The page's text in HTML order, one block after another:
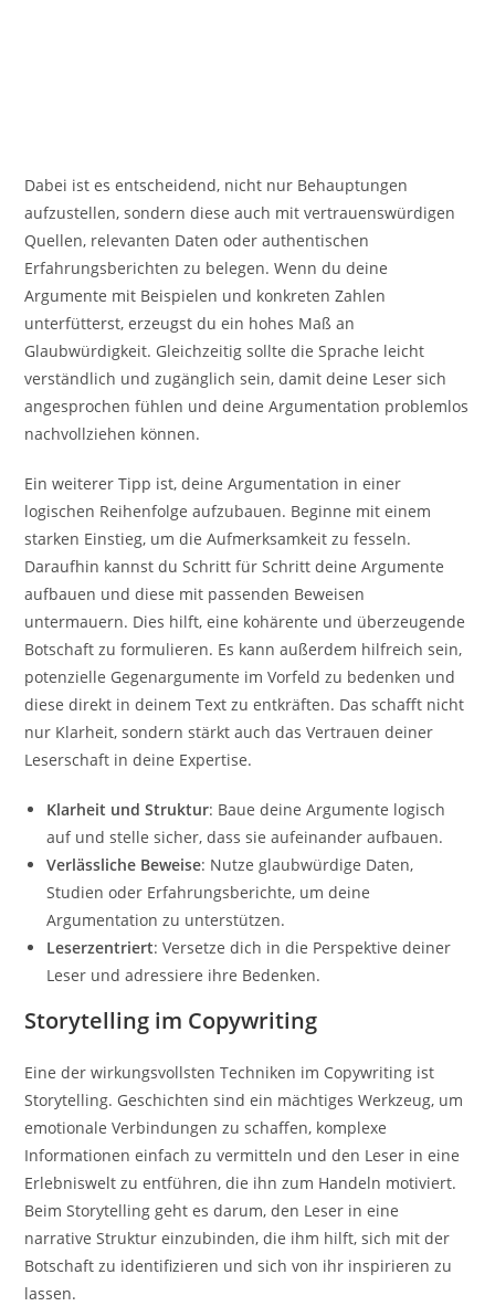
Dabei ist es entscheidend, nicht nur Behauptungen
aufzustellen, sondern diese auch mit vertrauenswürdigen
Quellen, relevanten Daten oder authentischen
Erfahrungsberichten zu belegen. Wenn du deine
Argumente mit Beispielen und konkreten Zahlen
unterfütterst, erzeugst du ein hohes Maß an
Glaubwürdigkeit. Gleichzeitig sollte die Sprache leicht
verständlich und zugänglich sein, damit deine Leser sich
angesprochen fühlen und deine Argumentation problemlos
nachvollziehen können.
Ein weiterer Tipp ist, deine Argumentation in einer
logischen Reihenfolge aufzubauen. Beginne mit einem
starken Einstieg, um die Aufmerksamkeit zu fesseln.
Daraufhin kannst du Schritt für Schritt deine Argumente
aufbauen und diese mit passenden Beweisen
untermauern. Dies hilft, eine kohärente und überzeugende
Botschaft zu formulieren. Es kann außerdem hilfreich sein,
potenzielle Gegenargumente im Vorfeld zu bedenken und
diese direkt in deinem Text zu entkräften. Das schafft nicht
nur Klarheit, sondern stärkt auch das Vertrauen deiner
Leserschaft in deine Expertise.
Klarheit und Struktur: Baue deine Argumente logisch
auf und stelle sicher, dass sie aufeinander aufbauen.
Verlässliche Beweise: Nutze glaubwürdige Daten,
Studien oder Erfahrungsberichte, um deine
Argumentation zu unterstützen.
Leserzentriert: Versetze dich in die Perspektive deiner
Leser und adressiere ihre Bedenken.
Storytelling im Copywriting
Eine der wirkungsvollsten Techniken im Copywriting ist
Storytelling. Geschichten sind ein mächtiges Werkzeug, um
emotionale Verbindungen zu schaffen, komplexe
Informationen einfach zu vermitteln und den Leser in eine
Erlebniswelt zu entführen, die ihn zum Handeln motiviert.
Beim Storytelling geht es darum, den Leser in eine
narrative Struktur einzubinden, die ihm hilft, sich mit der
Botschaft zu identifizieren und sich von ihr inspirieren zu
lassen.